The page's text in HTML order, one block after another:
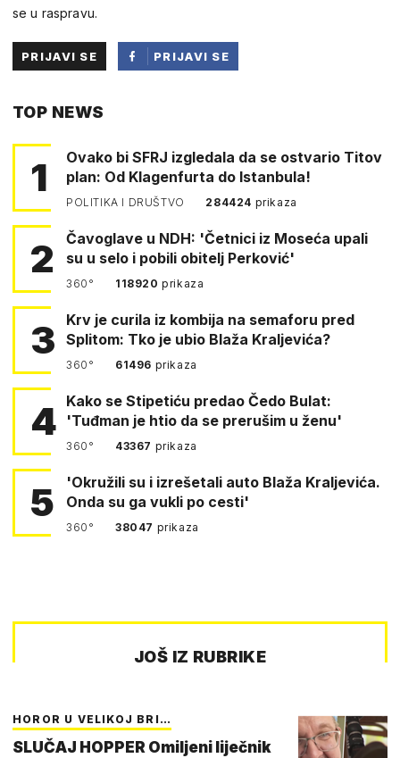
se u raspravu.
PRIJAVI SE
PRIJAVI SE
TOP NEWS
1
Ovako bi SFRJ izgledala da se ostvario Titov
plan: Od Klagenfurta do Istanbula!
POLITIKA I DRUŠTVO 284424 prikaza
2
Čavoglave u NDH: 'Četnici iz Moseća upali
su u selo i pobili obitelj Perković'
360° 118920prikaza
3
Krv je curila iz kombija na semaforu pred
Splitom: Tko je ubio Blaža Kraljevića?
360° 61496 prikaza
4 Kako se Stipetiću predao Čedo Bulat:
'Tuđman je htio da se prerušim u ženu'
360° 43367 prikaza
5
'Okružili su i izrešetali auto Blaža Kraljevića.
Onda su ga vukli po cesti'
360° 38047 prikaza
JOŠ IZ RUBRIKE
HOROR U VELIKOJ BRI…
SLUČAJ HOPPER Omiljeni liječnik